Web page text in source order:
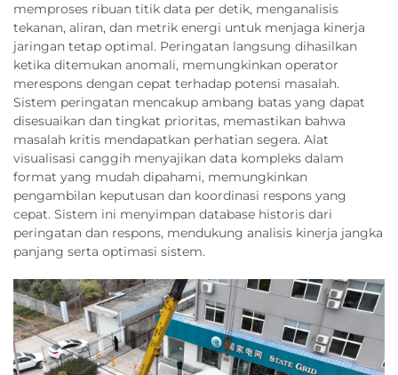
memproses ribuan titik data per detik, menganalisis
tekanan, aliran, dan metrik energi untuk menjaga kinerja
jaringan tetap optimal. Peringatan langsung dihasilkan
ketika ditemukan anomali, memungkinkan operator
merespons dengan cepat terhadap potensi masalah.
Sistem peringatan mencakup ambang batas yang dapat
disesuaikan dan tingkat prioritas, memastikan bahwa
masalah kritis mendapatkan perhatian segera. Alat
visualisasi canggih menyajikan data kompleks dalam
format yang mudah dipahami, memungkinkan
pengambilan keputusan dan koordinasi respons yang
cepat. Sistem ini menyimpan database historis dari
peringatan dan respons, mendukung analisis kinerja jangka
panjang serta optimasi sistem.